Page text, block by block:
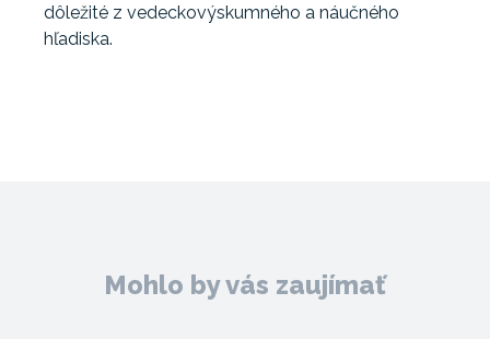
dôležité z vedeckovýskumného a náučného
hľadiska.
Mohlo by vás zaujímať